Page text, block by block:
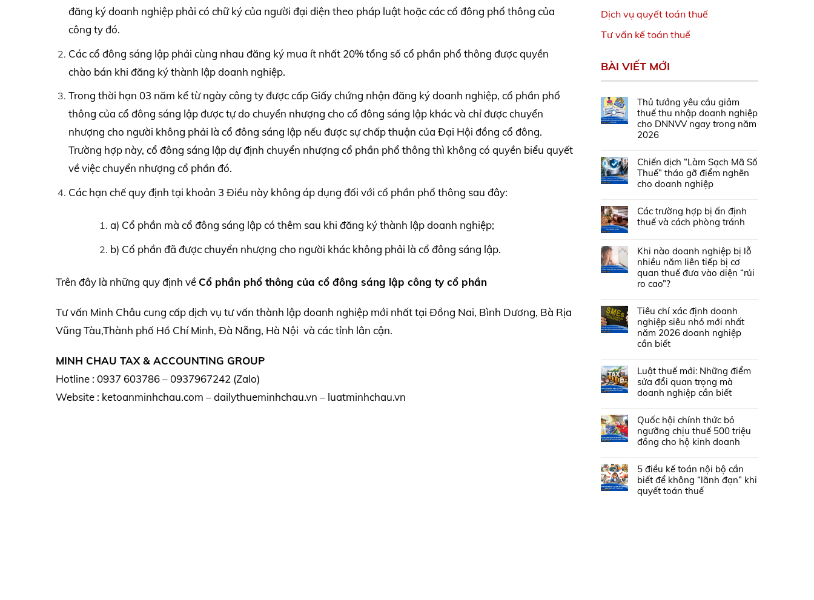
đăng ký doanh nghiệp phải có chữ ký của người đại diện theo pháp luật hoặc các cổ đông phổ thông của
công ty đó.
Các cổ đông sáng lập phải cùng nhau đăng ký mua ít nhất 20% tổng số cổ phần phổ thông được quyền
chào bán khi đăng ký thành lập doanh nghiệp.
Trong thời hạn 03 năm kể từ ngày công ty được cấp Giấy chứng nhận đăng ký doanh nghiệp, cổ phần phổ
thông của cổ đông sáng lập được tự do chuyển nhượng cho cổ đông sáng lập khác và chỉ được chuyển
nhượng cho người không phải là cổ đông sáng lập nếu được sự chấp thuận của Đại Hội đồng cổ đông.
Trường hợp này, cổ đông sáng lập dự định chuyển nhượng cổ phần phổ thông thì không có quyền biểu quyết
về việc chuyển nhượng cổ phần đó.
Các hạn chế quy định tại khoản 3 Điều này không áp dụng đối với cổ phần phổ thông sau đây:
a) Cổ phần mà cổ đông sáng lập có thêm sau khi đăng ký thành lập doanh nghiệp;
b) Cổ phần đã được chuyển nhượng cho người khác không phải là cổ đông sáng lập.
Trên đây là những quy định về Cổ phần phổ thông của cổ đông sáng lập công ty cổ phần
Tư vấn Minh Châu cung cấp dịch vụ tư vấn thành lập doanh nghiệp mới nhất tại Đồng Nai, Bình Dương, Bà Rịa
Vũng Tàu,Thành phố Hồ Chí Minh, Đà Nẵng, Hà Nội và các tỉnh lân cận.
MINH CHAU TAX & ACCOUNTING GROUP
Hotline : 0937 603786 – 0937967242 (Zalo)
Website : ketoanminhchau.com – dailythueminhchau.vn – luatminhchau.vn
Dịch vụ quyết toán thuế
Tư vấn kế toán thuế
BÀI VIẾT MỚI
Thủ tướng yêu cầu giảm
thuế thu nhập doanh nghiệp
cho DNNVV ngay trong năm
2026
Chiến dịch “Làm Sạch Mã Số
Thuế” tháo gỡ điểm nghẽn
cho doanh nghiệp
Các trường hợp bị ấn định
thuế và cách phòng tránh
Khi nào doanh nghiệp bị lỗ
nhiều năm liên tiếp bị cơ
quan thuế đưa vào diện “rủi
ro cao”?
Tiêu chí xác định doanh
nghiệp siêu nhỏ mới nhất
năm 2026 doanh nghiệp
cần biết
Luật thuế mới: Những điểm
sửa đổi quan trọng mà
doanh nghiệp cần biết
Quốc hội chính thức bỏ
ngưỡng chịu thuế 500 triệu
đồng cho hộ kinh doanh
5 điều kế toán nội bộ cần
biết để không “lãnh đạn” khi
quyết toán thuế